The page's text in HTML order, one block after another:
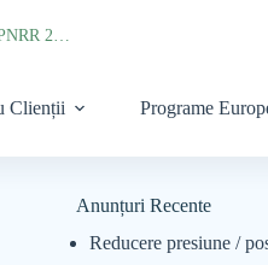
Clienții Programe
Anunțuri Recente
Reducere presiune /